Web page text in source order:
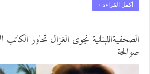
أكمل القراءة »
الصحفيةاللبنانية نجوى الغزال تحاور الكاتب
صوالحة